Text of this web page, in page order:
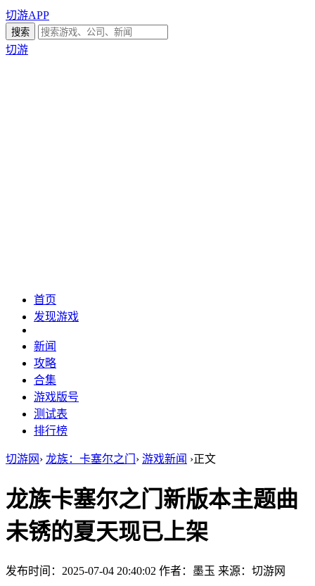
切游APP
切游
首页
发现游戏
新闻
攻略
合集
游戏版号
测试表
排行榜
切游网 › 龙族：卡塞尔之门 › 游戏新闻 ›正文
龙族卡塞尔之门新版本主题曲
未锈的夏天现已上架
发布时间：2025-07-04 20:40:02 作者：墨玉 来源：切游网